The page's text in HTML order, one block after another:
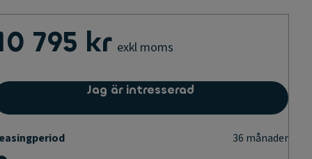
795 kr exkl moms
Jag är intresserad
36 månader